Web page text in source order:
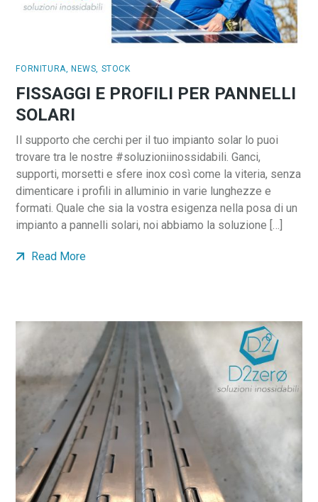
FORNITURA, NEWS, STOCK
FISSAGGI E PROFILI PER PANNELLI
SOLARI
Il supporto che cerchi per il tuo impianto solar lo puoi
trovare tra le nostre #soluzioniinossidabili. Ganci,
supporti, morsetti e sfere inox così come la viteria, senza
dimenticare i profili in alluminio in varie lunghezze e
formati. Quale che sia la vostra esigenza nella posa di un
impianto a pannelli solari, noi abbiamo la soluzione […]
Read More